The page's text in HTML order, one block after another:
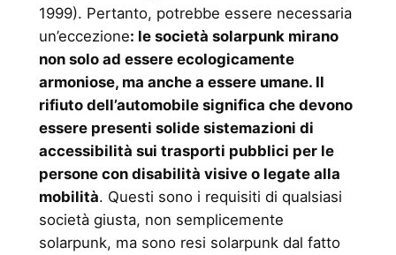
1999). Pertanto, potrebbe essere necessaria
un’eccezione: le società solarpunk mirano
non solo ad essere ecologicamente
armoniose, ma anche a essere umane. Il
rifiuto dell’automobile significa che devono
essere presenti solide sistemazioni di
accessibilità sui trasporti pubblici per le
persone con disabilità visive o legate alla
mobilità. Questi sono i requisiti di qualsiasi
società giusta, non semplicemente
solarpunk, ma sono resi solarpunk dal fatto